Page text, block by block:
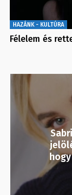
HAZÁNK - KULTÚRA
Félelem és